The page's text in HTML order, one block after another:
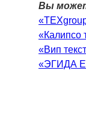
Вы
«Калипсо
«Вип
«ЭГИДА